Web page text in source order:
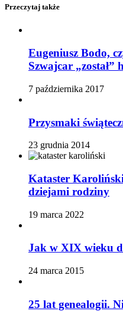
Przeczytaj także
Eugeniusz Bodo,
Szwajcar „został”
7 października 2017
Przysmaki
23 grudnia 2014
Kataster
dziejami rodziny
19 marca 2022
Jak w XIX wieku
24 marca 2015
25 lat genealogii.